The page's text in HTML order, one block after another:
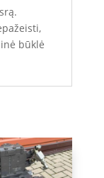
būklė